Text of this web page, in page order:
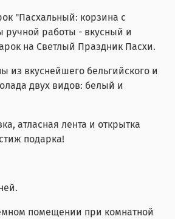
"Пасхальный: корзина с
ручной работы - вкусный и
на Светлый Праздник Пасхи.
из вкуснейшего бельгийского и
двух видов: белый и
атласная лента и открытка
подарка!
помещении при комнатной